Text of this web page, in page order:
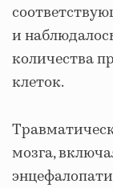
и
количества
клеток.
мозга,